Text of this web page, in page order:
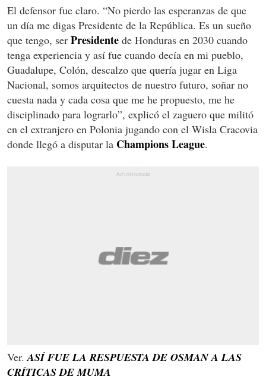
El defensor fue claro. “No pierdo las esperanzas de que
un día me digas Presidente de la República. Es un sueño
que tengo, ser Presidente de Honduras en 2030 cuando
tenga experiencia y así fue cuando decía en mi pueblo,
Guadalupe, Colón, descalzo que quería jugar en Liga
Nacional, somos arquitectos de nuestro futuro, soñar no
cuesta nada y cada cosa que me he propuesto, me he
disciplinado para lograrlo”, explicó el zaguero que militó
en el extranjero en Polonia jugando con el Wisla Cracovia
donde llegó a disputar la Champions League.
Ver. ASÍ FUE LA RESPUESTA DE OSMAN A LAS
CRÍTICAS DE MUMA